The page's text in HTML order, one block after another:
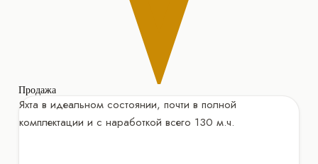
Продажа
Яхта в идеальном состоянии, почти в полной
комплектации и с наработкой всего 130 м.ч.